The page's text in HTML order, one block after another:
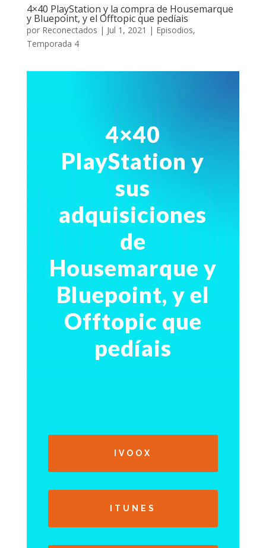
4×40 PlayStation y la compra de Housemarque
y Bluepoint, y el Offtopic que pedíais
por Reconectados | Jul 1, 2021 | Episodios,
Temporada 4
4×40
PlayStation y
sus
adquisiciones
de
Housemarque y
Bluepoint, y el
Offtopic que
pedíais
IVOOX
ITUNES